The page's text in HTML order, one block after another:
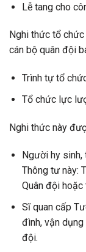
Lễ tang cho
Nghi thức tổ
cán bộ quân đội
Trình tự tổ
Tổ chức lực
Nghi thức này
Người hy
Thông tư này:
Quân đội hoặc
Sĩ quan cấp
đình, vận
đội.